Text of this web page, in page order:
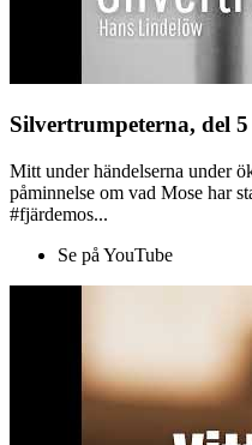
Silvertrumpeterna, del
Mitt under händelserna under
påminnelse om vad Mose har
#fjärdemos...
Se på YouTube